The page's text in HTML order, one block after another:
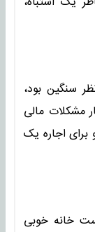
سنگین بود،
مشکلات مالی
اجاره یک
خانه خوبی